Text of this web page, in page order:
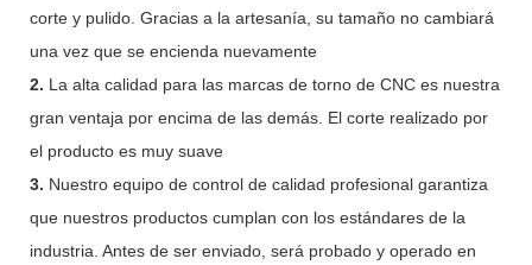
corte y pulido. Gracias a la artesanía, su tamaño no cambiará
una vez que se encienda nuevamente
2. La alta calidad para las marcas de torno de CNC es nuestra
gran ventaja por encima de las demás. El corte realizado por
el producto es muy suave
3. Nuestro equipo de control de calidad profesional garantiza
que nuestros productos cumplan con los estándares de la
industria. Antes de ser enviado, será probado y operado en